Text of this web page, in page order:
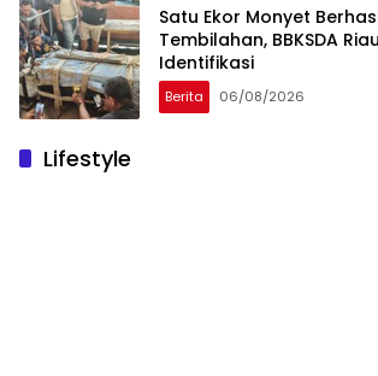
Satu Ekor Monyet
Tembilahan, BBKSDA
Identifikasi
Berita 06/08/2026
Lifestyle